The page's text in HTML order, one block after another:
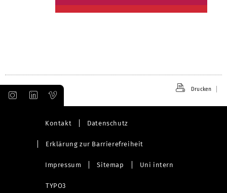
Drucken
Kontakt Datenschutz
Erklärung zur Barrierefreiheit
Impressum Sitemap Uni intern
TYPO3